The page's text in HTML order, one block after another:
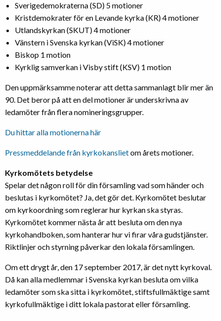
Sverigedemokraterna (SD) 5 motioner
Kristdemokrater för en Levande kyrka (KR) 4 motioner
Utlandskyrkan (SKUT) 4 motioner
Vänstern i Svenska kyrkan (ViSK) 4 motioner
Biskop 1 motion
Kyrklig samverkan i Visby stift (KSV) 1 motion
Den uppmärksamme noterar att detta sammanlagt blir mer än
90. Det beror på att en del motioner är underskrivna av
ledamöter från flera nomineringsgrupper.
Du hittar alla motionerna här
Pressmeddelande från kyrkokanslietom årets motioner.
Kyrkomötets betydelse
Spelar det någon roll för din församling vad som händer och
beslutas i kyrkomötet? Ja, det gör det. Kyrkomötet beslutar
om kyrkoordning som reglerar hur kyrkan ska styras.
Kyrkomötet kommer nästa år att besluta om den nya
kyrkohandboken, som hanterar hur vi firar våra gudstjänster.
Riktlinjer och styrning påverkar den lokala församlingen.
Om ett drygt år, den 17 september 2017, är det nytt kyrkoval.
Då kan alla medlemmar i Svenska kyrkan besluta om vilka
ledamöter som ska sitta i kyrkomötet, stiftsfullmäktige samt
kyrkofullmäktige i ditt lokala pastorat eller församling.